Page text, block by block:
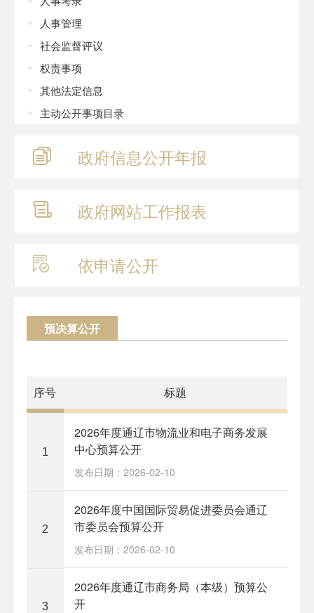
人事管理
社会监督评议
权责事项
其他法定信息
主动公开事项目录
政府信息公开年报
政府网站工作报表
依申请公开
预决算公开
序号 标题
1
2026年度通辽市物流业和电子商务发展
中心预算公开
发布日期：2026-02-10
2
2026年度中国国际贸易促进委员会通辽
市委员会预算公开
发布日期：2026-02-10
3
2026年度通辽市商务局（本级）预算公
开